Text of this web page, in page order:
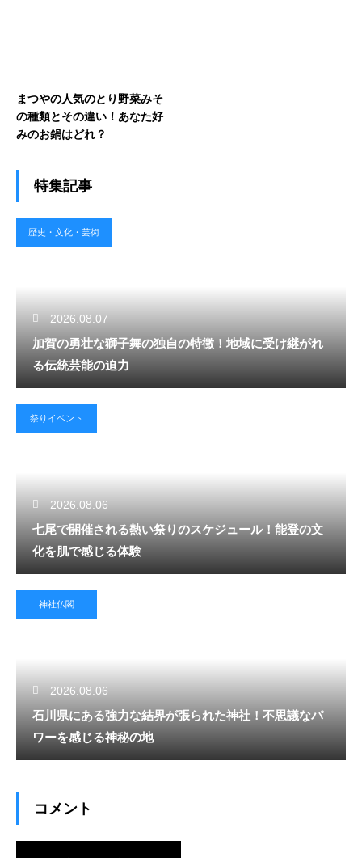
まつやの人気のとり野菜みそ
の種類とその違い！あなた好
みのお鍋はどれ？
特集記事
歴史・文化・芸術
2026.08.07
加賀の勇壮な獅子舞の独自の特徴！地域に受け継がれ
る伝統芸能の迫力
祭りイベント
2026.08.06
七尾で開催される熱い祭りのスケジュール！能登の文
化を肌で感じる体験
神社仏閣
2026.08.06
石川県にある強力な結界が張られた神社！不思議なパ
ワーを感じる神秘の地
コメント